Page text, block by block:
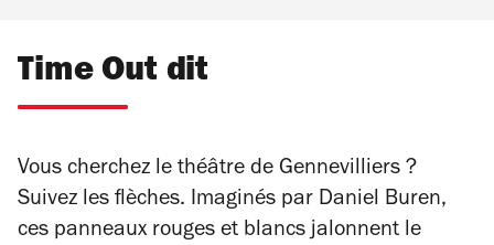
Time Out dit
Vous cherchez le théâtre de Gennevilliers ?
Suivez les flèches. Imaginés par Daniel Buren,
ces panneaux rouges et blancs jalonnent le